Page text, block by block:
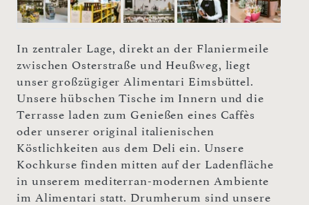
In zentraler Lage, direkt an der Flaniermeile
zwischen Osterstraße und Heußweg, liegt
unser großzügiger Alimentari Eimsbüttel.
Unsere hübschen Tische im Innern und die
Terrasse laden zum Genießen eines Caffès
oder unserer original italienischen
Köstlichkeiten aus dem Deli ein. Unsere
Kochkurse finden mitten auf der Ladenfläche
in unserem mediterran-modernen Ambiente
im Alimentari statt. Drumherum sind unsere